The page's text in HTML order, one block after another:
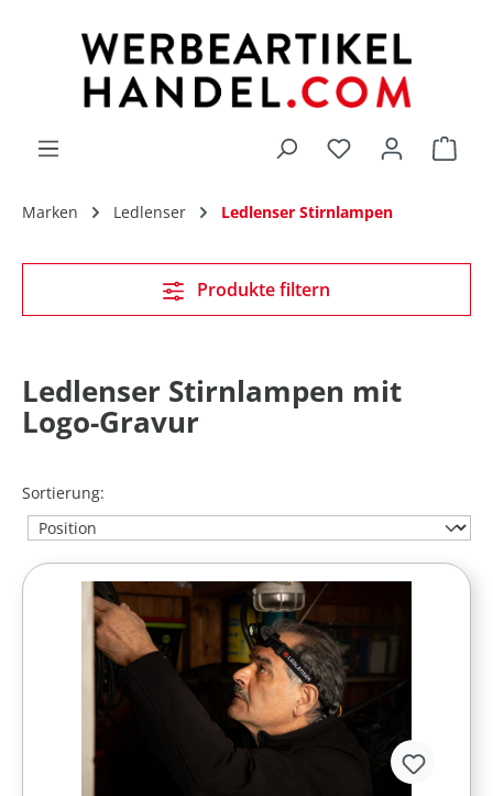
Du hast 0
Marken Ledlenser Ledlenser Stirnlampen
Ledlenser Stirnlampen mit
Logo-Gravur
Sortierung:
Produkte filtern